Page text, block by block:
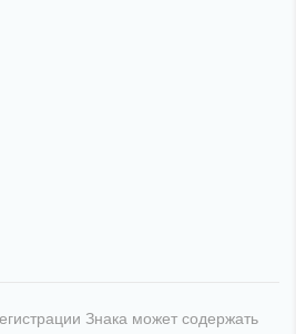
Знака может содержать